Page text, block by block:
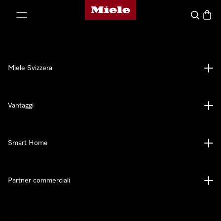
Homepage di Miele
Cerca
Miele Svizzera
Vantaggi
Smart Home
Partner commerciali